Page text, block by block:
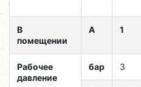
В
помещении
A 1
Рабочее
давление
бар 3